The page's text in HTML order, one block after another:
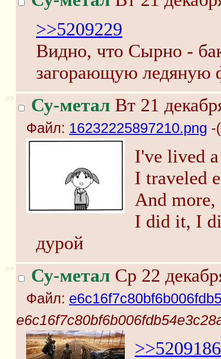
>>5209229
Видно, что Сырно -
загорающую ледяную
>> Су-метал Вт 21
Файл: 16232225897210.png -(
I've lived
I traveled
And more,
I did it, I
дурой
>> Су-метал Ср 22
Файл:
>>5209186